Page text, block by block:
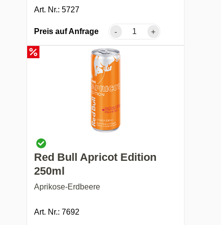
Art. Nr.: 5727
Preis auf Anfrage - +
Red Bull Apricot Edition
250ml
Aprikose-Erdbeere
Art. Nr.: 7692